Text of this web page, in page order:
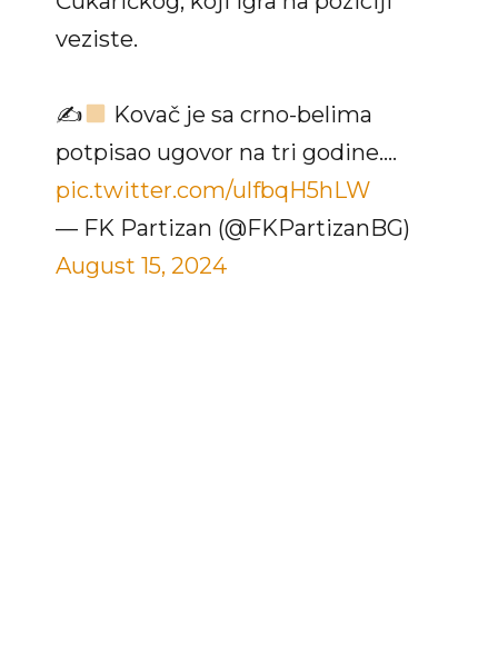
veziste.
✍
Kovač je sa crno-belima
potpisao ugovor na tri godine.…
pic.twitter.com/ulfbqH5hLW
— FK Partizan (@FKPartizanBG)
August 15, 2024